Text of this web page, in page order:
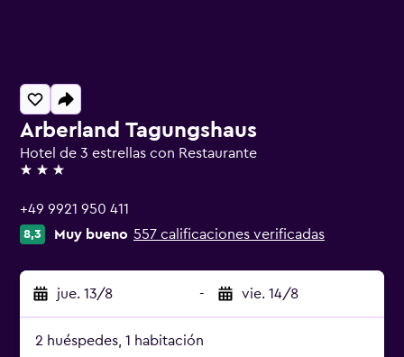
Arberland Tagungshaus
Hotel de 3 estrellas con Restaurante
3 estrellas
+49 9921 950 411
8,3 Muy bueno 557 calificaciones verificadas
jue. 13/8 - vie. 14/8
2 huéspedes, 1 habitación